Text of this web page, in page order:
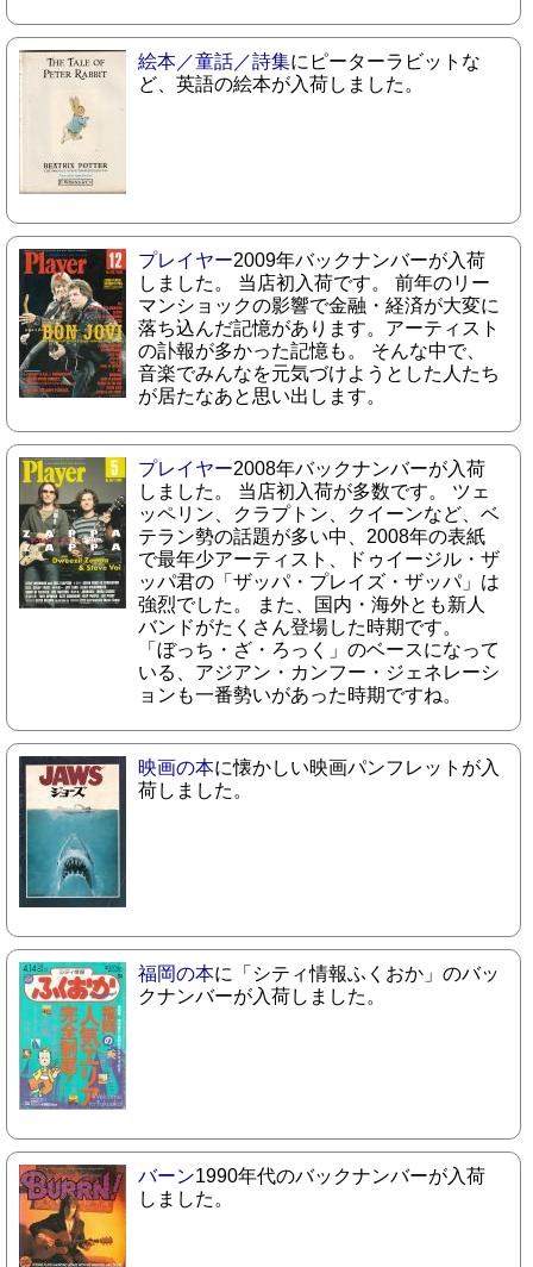
絵本／童話／詩集にピーターラビットな
ど、英語の絵本が入荷しました。
プレイヤー2009年バックナンバーが入荷
しました。 当店初入荷です。 前年のリー
マンショックの影響で金融・経済が大変に
落ち込んだ記憶があります。アーティスト
の訃報が多かった記憶も。 そんな中で、
音楽でみんなを元気づけようとした人たち
が居たなあと思い出します。
プレイヤー2008年バックナンバーが入荷
しました。 当店初入荷が多数です。 ツェ
ッペリン、クラプトン、クイーンなど、ベ
テラン勢の話題が多い中、2008年の表紙
で最年少アーティスト、ドゥイージル・ザ
ッパ君の「ザッパ・プレイズ・ザッパ」は
強烈でした。 また、国内・海外とも新人
バンドがたくさん登場した時期です。
「ぼっち・ざ・ろっく」のベースになって
いる、アジアン・カンフー・ジェネレーシ
ョンも一番勢いがあった時期ですね。
映画の本に懐かしい映画パンフレットが入
荷しました。
福岡の本に「シティ情報ふくおか」のバッ
クナンバーが入荷しました。
バーン1990年代のバックナンバーが入荷
しました。